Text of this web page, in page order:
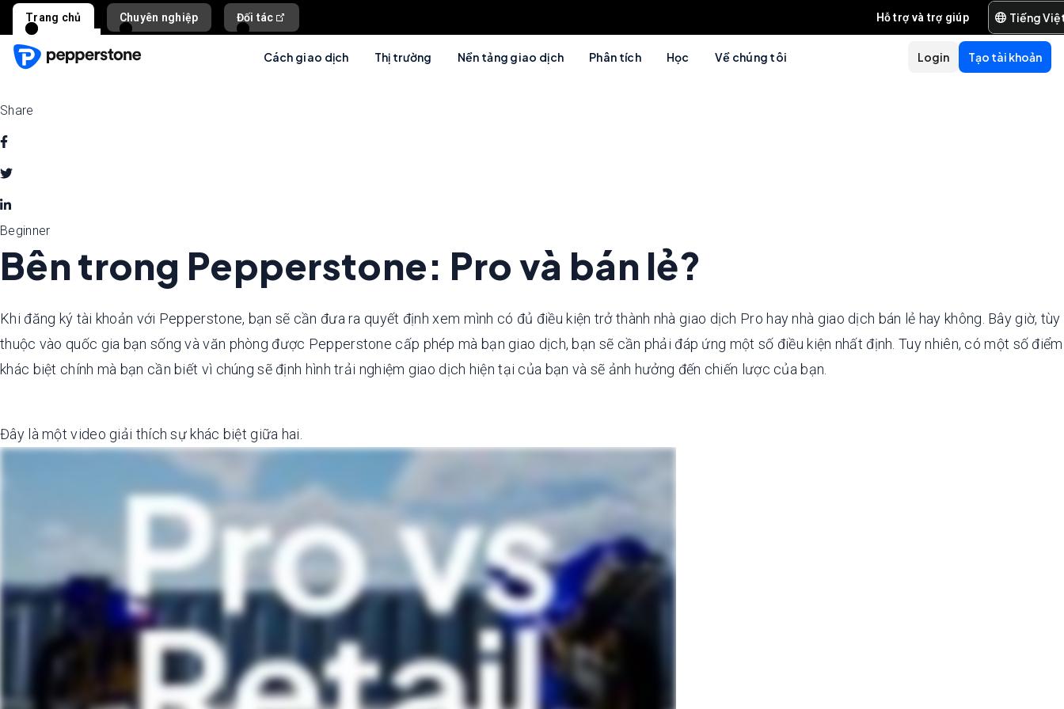
Trang chủ Chuyên nghiệp Đối tác Hỗ trợ và trợ giúp Tiếng
Cách giao dịch Thị trường Nền tảng giao dịch Phân tích Học Về chúng tôi Tạo tài khoản
Login
Share
Beginner
Bên trong Pepperstone: Pro và bán lẻ?
Khi đăng ký tài khoản với Pepperstone, bạn sẽ cần đưa ra quyết định xem mình có đủ điều kiện trở thành nhà giao dịch Pro hay nhà giao dịch bán lẻ hay không. Bây giờ, tùy
thuộc vào quốc gia bạn sống và văn phòng được Pepperstone cấp phép mà bạn giao dịch, bạn sẽ cần phải đáp ứng một số điều kiện nhất định. Tuy nhiên, có một số điểm
khác biệt chính mà bạn cần biết vì chúng sẽ định hình trải nghiệm giao dịch hiện tại của bạn và sẽ ảnh hưởng đến chiến lược của bạn.
Đây là một video giải thích sự khác biệt giữa hai.